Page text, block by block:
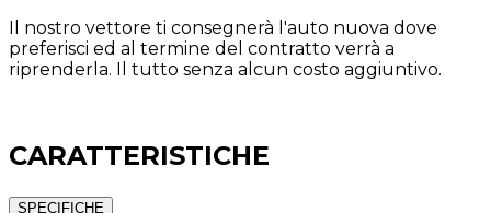
Il nostro vettore ti consegnerà l'auto nuova dove
preferisci ed al termine del contratto verrà a
riprenderla. Il tutto senza alcun costo aggiuntivo.
CARATTERISTICHE
SPECIFICHE